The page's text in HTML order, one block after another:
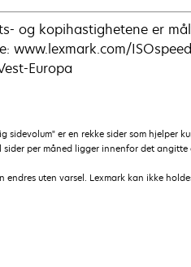
og kopihastighetene er
www.lexmark.com/
Europa
sidevolum" er en rekke sider som hjelper
per måned ligger innenfor det
endres uten varsel. Lexmark kan ikke